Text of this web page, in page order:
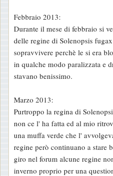
Febbraio 2013:
Durante il mese di febbraio si
delle regine di Solenopsis
sopravvivere perchè le si era
in qualche modo paralizzata e
stavano benissimo.
Marzo 2013:
Purtroppo la regina di
non ce l' ha fatta ed al mio
una muffa verde che l'
regine però continuano a stare
giro nel forum alcune regine
inverno proprio per una